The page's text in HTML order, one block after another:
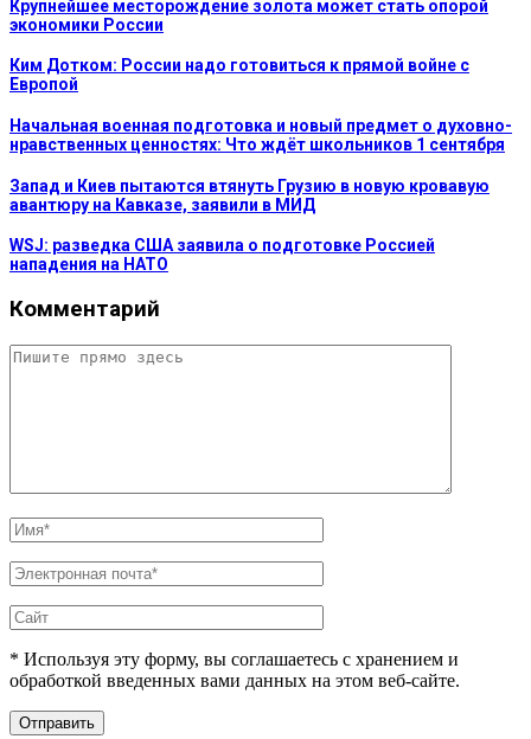
Крупнейшее месторождение золота может стать опорой
экономики России
Ким Дотком: России надо готовиться к прямой войне с
Европой
Начальная военная подготовка и новый предмет о духовно-
нравственных ценностях: Что ждёт школьников 1 сентября
Запад и Киев пытаются втянуть Грузию в новую кровавую
авантюру на Кавказе, заявили в МИД
WSJ: разведка США заявила о подготовке Россией
нападения на НАТО
Комментарий
* Используя эту форму, вы соглашаетесь с хранением и
обработкой введенных вами данных на этом веб-сайте.